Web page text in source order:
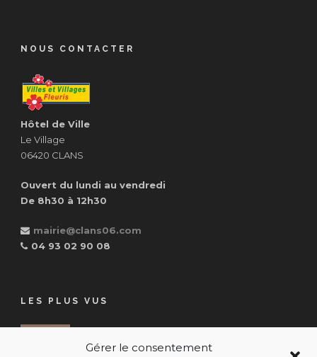
Gérer le consentement
NOUS CONTACTER
Hôtel de Ville
Le Village
06420 CLANS
Ouvert du lundi au vendredi
De 8h30 à 12h30
mairie@clans06.com
04 93 02 90 08
LES PLUS VUS
17 Juil 2026